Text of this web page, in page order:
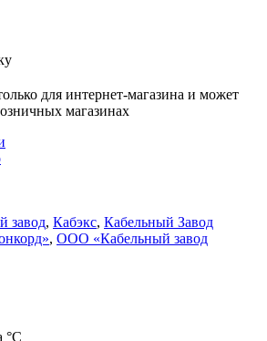
для интернет-магазина и может
магазинах
завод, Кабэкс, Кабельный Завод
, ООО «Кабельный завод
°C